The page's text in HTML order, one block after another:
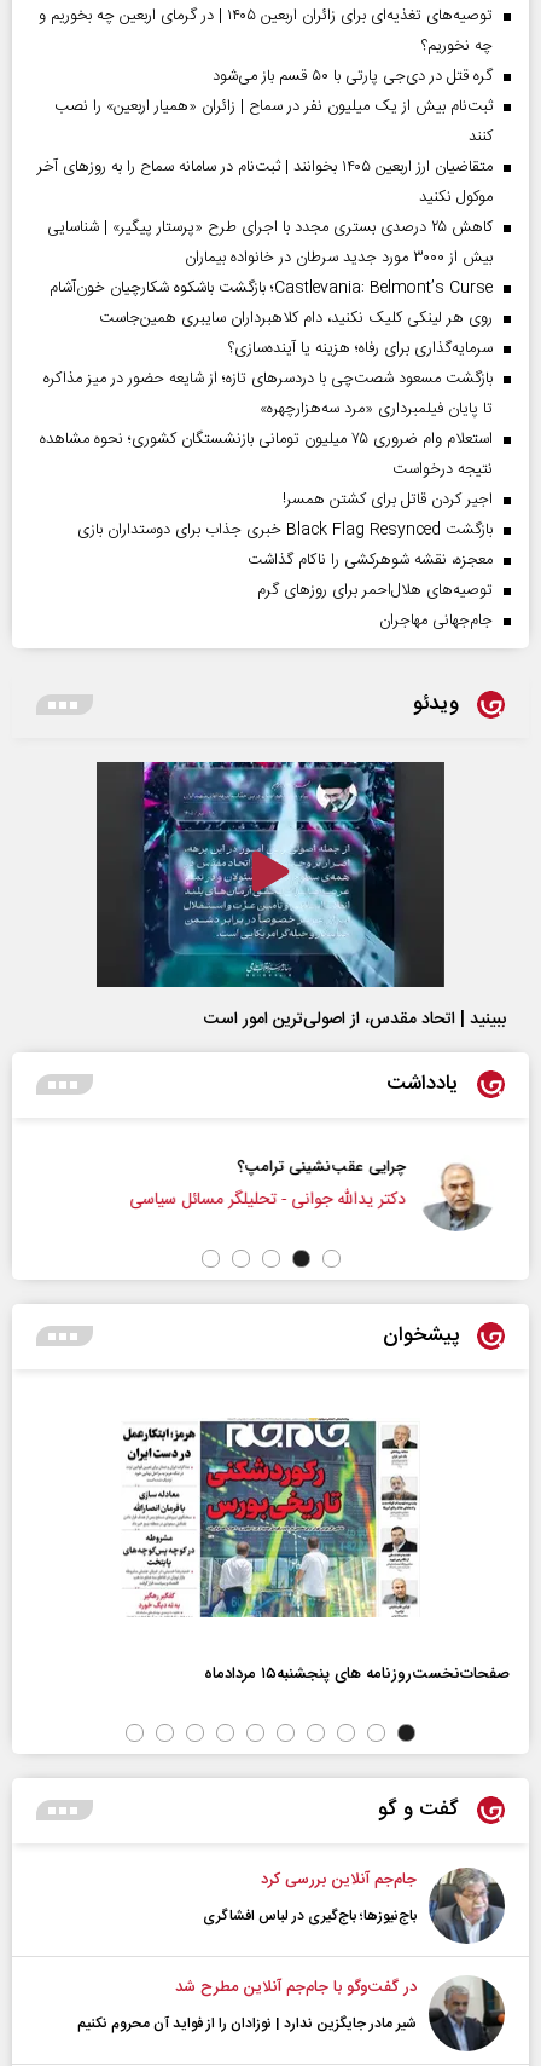
توصیه‌های تغذیه‌ای برای زائران اربعین ۱۴۰۵ | در گرمای اربعین چه بخوریم و
چه نخوریم؟
گره قتل در دی‌جی پارتی با ۵۰ قسم باز می‌شود
ثبت‌نام بیش از یک میلیون نفر در سماح | زائران «همیار اربعین» را نصب
کنند
متقاضیان ارز اربعین ۱۴۰۵ بخوانند | ثبت‌نام در سامانه سماح را به روز‌های آخر
موکول نکنید
کاهش ۲۵ درصدی بستری مجدد با اجرای طرح «پرستار پیگیر» | شناسایی
بیش از ۳۰۰۰ مورد جدید سرطان در خانواده بیماران
Castlevania: Belmont’s Curse؛ بازگشت باشکوه شکارچیان خون‌آشام
روی هر لینکی کلیک نکنید، دام کلاهبرداران سایبری همین‌جاست
سرمایه‌گذاری برای رفاه؛ هزینه یا آینده‌سازی؟
بازگشت مسعود شصت‌چی با دردسر‌های تازه؛ از شایعه حضور در میز مذاکره
تا پایان فیلمبرداری «مرد سه‌هزارچهره»
استعلام وام ضروری ۷۵ میلیون تومانی بازنشستگان کشوری؛ نحوه مشاهده
نتیجه درخواست
اجیر کردن قاتل برای کشتن همسر!
بازگشت Black Flag Resynced خبری جذاب برای دوستداران بازی
معجزه، نقشه شوهرکشی را ناکام گذاشت
توصیه‌های هلال‌احمر برای روز‌های گرم
جام‌جهانی مهاجران
ویدئو
ببینید | اتحاد مقدس، از اصولی‌ترین امور است
یادداشت
چرایی عقب‌نشینی ترامپ؟
دکتر یدالله جوانی - تحلیلگر مسائل سیاسی
پیشخوان
صفحات‌نخست‌روزنامه ها‌ی پنجشنبه‌۱۵ مردادماه
گفت و گو
جام‌جم آنلاین بررسی کرد
باج‌نیوزها؛ باج‌گیری در لباس افشاگری
در گفت‌و‌گو با جام‌جم آنلاین مطرح شد
شیر مادر جایگزین ندارد | نوزادان را از فواید آن محروم نکنیم